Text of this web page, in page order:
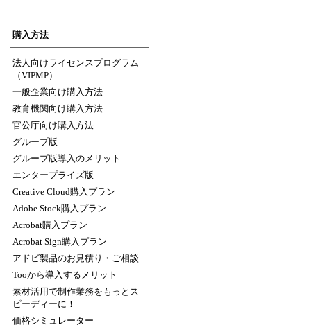
購入方法
法人向けライセンスプログラム
（VIPMP）
一般企業向け購入方法
教育機関向け購入方法
官公庁向け購入方法
グループ版
グループ版導入のメリット
エンタープライズ版
Creative Cloud購入プラン
Adobe Stock購入プラン
Acrobat購入プラン
Acrobat Sign購入プラン
アドビ製品のお見積り・ご相談
Tooから導入するメリット
素材活用で制作業務をもっとス
ピーディーに！
価格シミュレーター